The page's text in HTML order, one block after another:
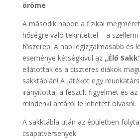
öröme
A második napon a fizikai
hőségre való tekintettel – a
főszerep. A nap legizgalmasabb és
eseménye kétségkívül az „Élő
ellátottak és a ciszteres diákok
sakktáblán! A játékot egy
irányította, a feszült figyelmet és az
mindenki arcáról le lehetett olvasni.
A sakktábla után az épületben
csapatversenyek: